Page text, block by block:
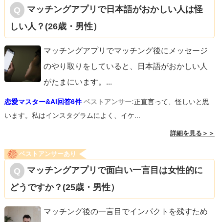
マッチングアプリで日本語がおかしい人は怪
しい人？(26歳・男性）
マッチングアプリでマッチング後にメッセージ
のやり取りをしていると、日本語がおかしい人
がたまにいます。 ...
恋愛マスター&AI回答6件 ベストアンサー:正直言って、怪しいと思
います。私はインスタグラムによく、イケ...
詳細を見る＞＞
ベストアンサーあり
マッチングアプリで面白い一言目は女性的に
どうですか？(25歳・男性）
マッチング後の一言目でインパクトを残すため